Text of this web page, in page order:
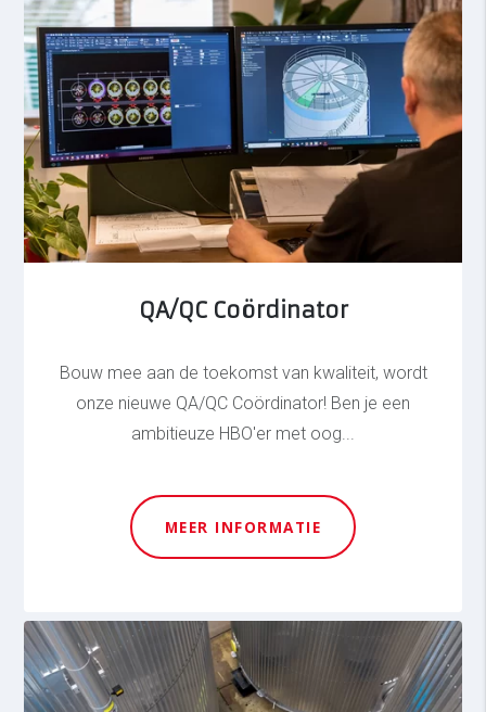
QA/QC Coördinator
Bouw mee aan de toekomst van kwaliteit, wordt
onze nieuwe QA/QC Coördinator! Ben je een
ambitieuze HBO'er met oog...
MEER INFORMATIE